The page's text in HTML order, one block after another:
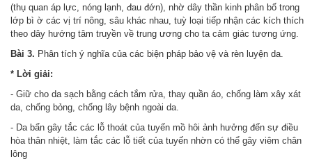
(thụ quan áp lực, nóng lạnh, đau đớn), nhờ dây thần kinh phân bố trong
lớp bì ờ các vị trí nông, sâu khác nhau, tuỳ loại tiếp nhận các kích thích
theo dây hướng tâm truyền về trung ương cho ta cảm giác tương ứng.
Bài 3. Phân tích ý nghĩa của các biện pháp bảo vệ và rèn luyện da.
* Lời giải:
- Giữ cho da sạch bằng cách tắm rửa, thay quần áo, chống làm xây xát
da, chống bỏng, chống lây bệnh ngoài da.
- Da bẩn gây tắc các lỗ thoát của tuyến mồ hôi ảnh hưởng đến sự điều
hòa thân nhiệt, làm tắc các lỗ tiết của tuyến nhờn có thể gây viêm chân
lông